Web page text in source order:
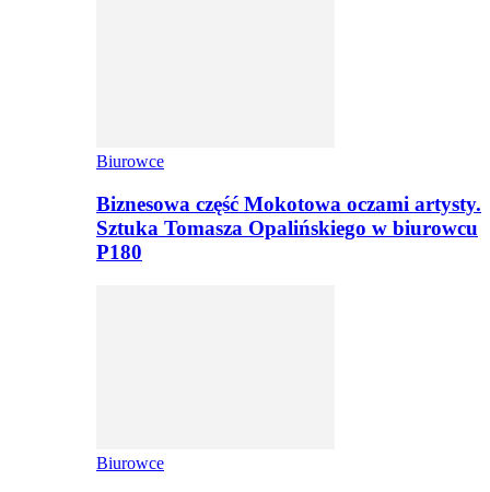
Biurowce
Biznesowa część Mokotowa oczami artysty.
Sztuka Tomasza Opalińskiego w biurowcu
P180
Biurowce